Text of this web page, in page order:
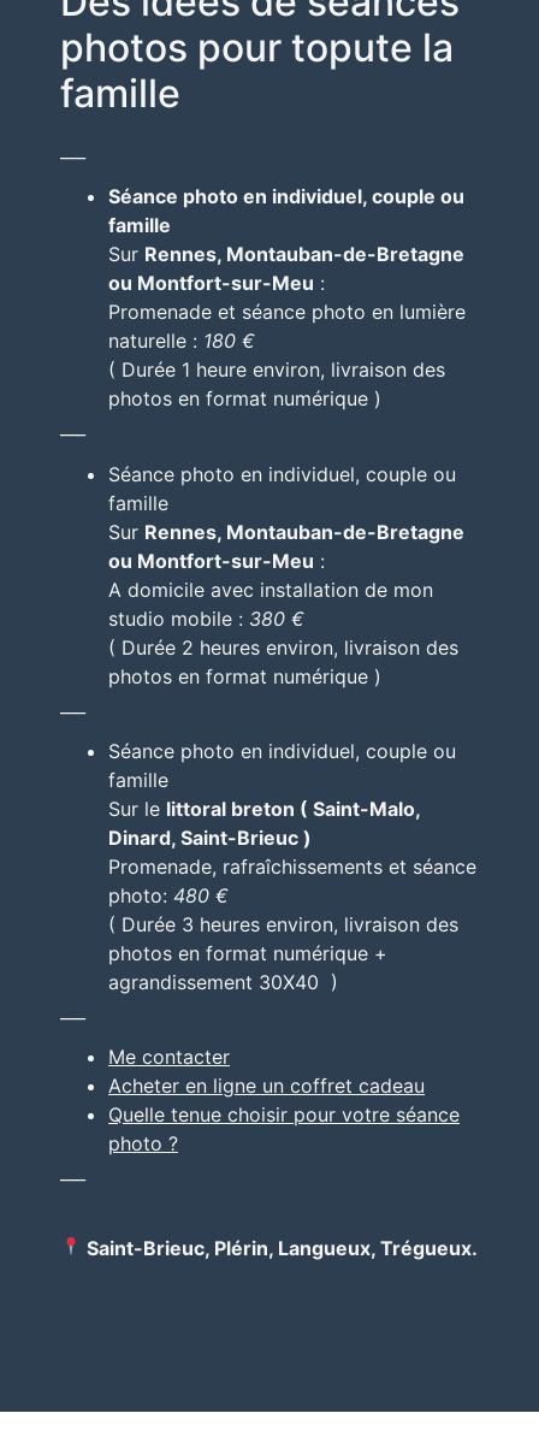
photos pour topute la
famille
Séance photo en individuel, couple ou
famille
Sur Rennes, Montauban-de-Bretagne
ou Montfort-sur-Meu :
Promenade et séance photo en lumière
naturelle : 180 €
( Durée 1 heure environ, livraison des
photos en format numérique )
Séance photo en individuel, couple ou
famille
Sur Rennes, Montauban-de-Bretagne
ou Montfort-sur-Meu :
A domicile avec installation de mon
studio mobile : 380 €
( Durée 2 heures environ, livraison des
photos en format numérique )
Séance photo en individuel, couple ou
famille
Sur le littoral breton ( Saint-Malo,
Dinard, Saint-Brieuc )
Promenade, rafraîchissements et séance
photo: 480 €
( Durée 3 heures environ, livraison des
photos en format numérique +
agrandissement 30X40 )
Me contacter
Acheter en ligne un coffret cadeau
Quelle tenue choisir pour votre séance
photo ?
Saint-Brieuc, Plérin, Langueux, Trégueux.